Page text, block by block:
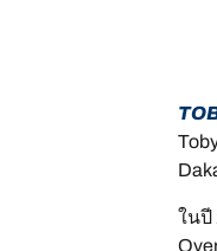
ในปี